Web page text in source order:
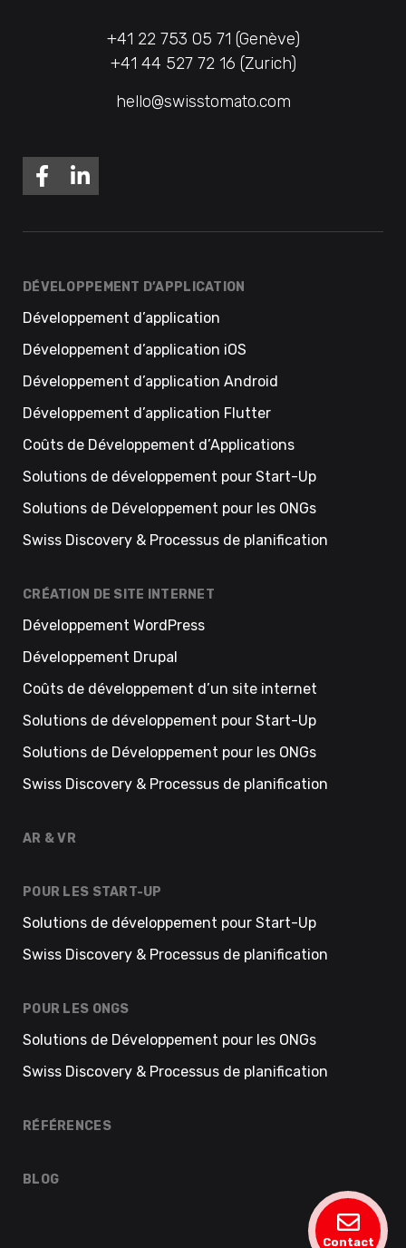
Contact
+41 22 753 05 71 (Genève)
+41 44 527 72 16 (Zurich)
hello@swisstomato.com
DÉVELOPPEMENT D’APPLICATION
Développement d’application
Développement d’application iOS
Développement d’application Android
Développement d’application Flutter
Coûts de Développement d’Applications
Solutions de développement pour Start-Up
Solutions de Développement pour les ONGs
Swiss Discovery & Processus de planification
CRÉATION DE SITE INTERNET
Développement WordPress
Développement Drupal
Coûts de développement d’un site internet
Solutions de développement pour Start-Up
Solutions de Développement pour les ONGs
Swiss Discovery & Processus de planification
AR & VR
POUR LES START-UP
Solutions de développement pour Start-Up
Swiss Discovery & Processus de planification
POUR LES ONGS
Solutions de Développement pour les ONGs
Swiss Discovery & Processus de planification
RÉFÉRENCES
BLOG